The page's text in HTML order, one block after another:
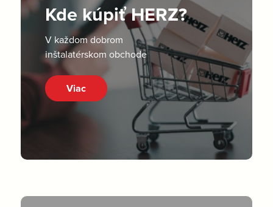
Kde kúpiť HERZ?
V každom dobrom
inštalatérskom obchode
Viac